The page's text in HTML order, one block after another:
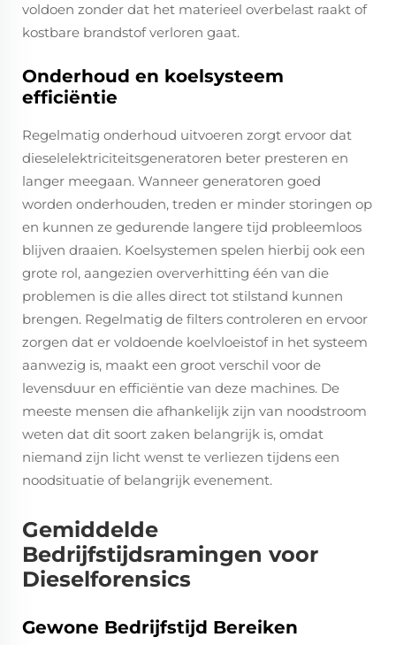
voldoen zonder dat het materieel overbelast raakt of
kostbare brandstof verloren gaat.
Onderhoud en koelsysteem
efficiëntie
Regelmatig onderhoud uitvoeren zorgt ervoor dat
dieselelektriciteitsgeneratoren beter presteren en
langer meegaan. Wanneer generatoren goed
worden onderhouden, treden er minder storingen op
en kunnen ze gedurende langere tijd probleemloos
blijven draaien. Koelsystemen spelen hierbij ook een
grote rol, aangezien oververhitting één van die
problemen is die alles direct tot stilstand kunnen
brengen. Regelmatig de filters controleren en ervoor
zorgen dat er voldoende koelvloeistof in het systeem
aanwezig is, maakt een groot verschil voor de
levensduur en efficiëntie van deze machines. De
meeste mensen die afhankelijk zijn van noodstroom
weten dat dit soort zaken belangrijk is, omdat
niemand zijn licht wenst te verliezen tijdens een
noodsituatie of belangrijk evenement.
Gemiddelde
Bedrijfstijdsramingen voor
Dieselforensics
Gewone Bedrijfstijd Bereiken